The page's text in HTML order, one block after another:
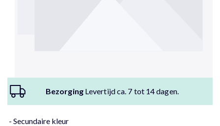
BezorgingLevertijd ca. 7 tot 14 dagen.
- Secundaire kleur